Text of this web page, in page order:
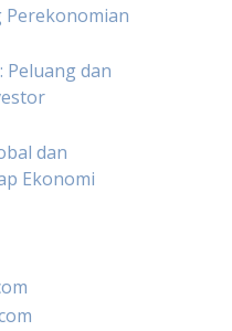
Perekonomian
Peluang dan
dan
Ekonomi